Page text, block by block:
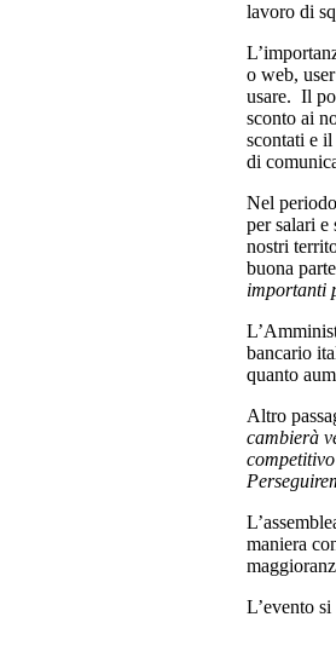
lavoro di
o web,
usare. Il
sconto ai
scontati e
di
Nel
per salari e
nostri
buona
importanti
bancario
quanto
Altro
cambierà
maniera
L’evento